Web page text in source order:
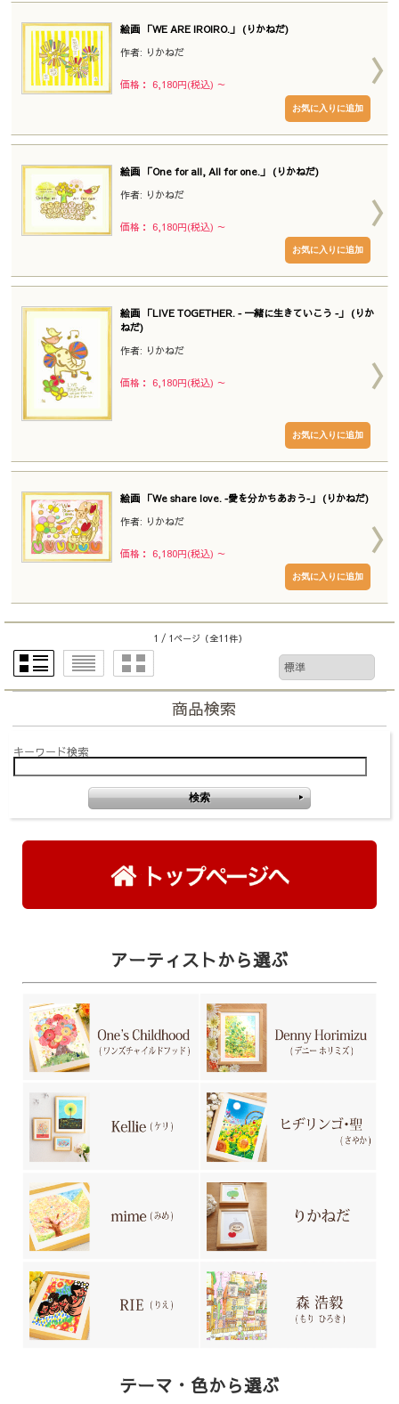
絵画 「WE ARE IROIRO.」 (りかねだ)
作者: りかねだ
価格： 6,180円(税込) ～
絵画 「One for all, All for one.」 (りかねだ)
作者: りかねだ
価格： 6,180円(税込) ～
絵画 「LIVE TOGETHER. ‐ 一緒に生きていこう ‐」 (りか
ねだ)
作者: りかねだ
価格： 6,180円(税込) ～
絵画 「We share love. ‐愛を分かちあおう‐」 (りかねだ)
作者: りかねだ
価格： 6,180円(税込) ～
1 / 1ページ （全11件）
商品検索
キーワード検索
アーティストから選ぶ
テーマ・色から選ぶ